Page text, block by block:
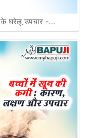
के घरेलू उपचार -…